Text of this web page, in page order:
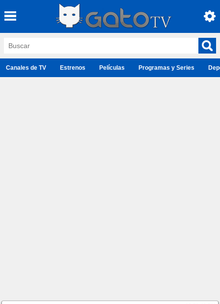
Canales de TV Estrenos Películas Programas y Series